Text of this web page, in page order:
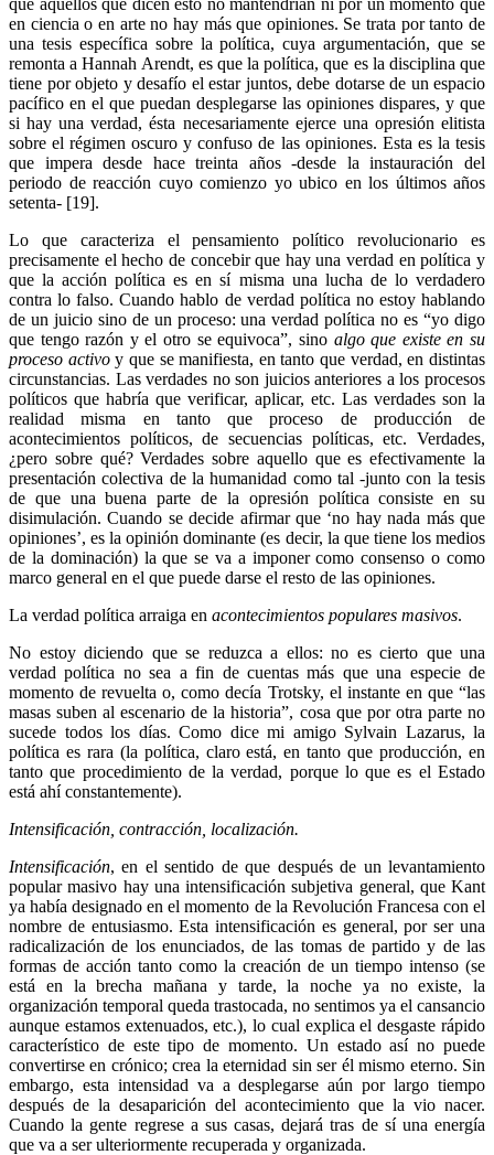
en ciencia o en arte no hay más que opiniones. Se trata por tanto de
una tesis específica sobre la política, cuya argumentación, que se
remonta a Hannah Arendt, es que la política, que es la disciplina que
tiene por objeto y desafío el estar juntos, debe dotarse de un espacio
pacífico en el que puedan desplegarse las opiniones dispares, y que
si hay una verdad, ésta necesariamente ejerce una opresión elitista
sobre el régimen oscuro y confuso de las opiniones. Esta es la tesis
que impera desde hace treinta años -desde la instauración del
periodo de reacción cuyo comienzo yo ubico en los últimos años
setenta- [19].
Lo que caracteriza el pensamiento político revolucionario es
precisamente el hecho de concebir que hay una verdad en política y
que la acción política es en sí misma una lucha de lo verdadero
contra lo falso. Cuando hablo de verdad política no estoy hablando
de un juicio sino de un proceso: una verdad política no es “yo digo
que tengo razón y el otro se equivoca”, sino algo que existe en su
proceso activoy que se manifiesta, en tanto que verdad, en distintas
circunstancias. Las verdades no son juicios anteriores a los procesos
políticos que habría que verificar, aplicar, etc. Las verdades son la
realidad misma en tanto que proceso de producción de
acontecimientos políticos, de secuencias políticas, etc. Verdades,
¿pero sobre qué? Verdades sobre aquello que es efectivamente la
presentación colectiva de la humanidad como tal -junto con la tesis
de que una buena parte de la opresión política consiste en su
disimulación. Cuando se decide afirmar que ‘no hay nada más que
opiniones’, es la opinión dominante (es decir, la que tiene los medios
de la dominación) la que se va a imponer como consenso o como
marco general en el que puede darse el resto de las opiniones.
La verdad política arraiga en acontecimientos populares masivos.
No estoy diciendo que se reduzca a ellos: no es cierto que una
verdad política no sea a fin de cuentas más que una especie de
momento de revuelta o, como decía Trotsky, el instante en que “las
masas suben al escenario de la historia”, cosa que por otra parte no
sucede todos los días. Como dice mi amigo Sylvain Lazarus, la
política es rara (la política, claro está, en tanto que producción, en
tanto que procedimiento de la verdad, porque lo que es el Estado
está ahí constantemente).
Intensificación, contracción, localización.
Intensificación, en el sentido de que después de un levantamiento
popular masivo hay una intensificación subjetiva general, que Kant
ya había designado en el momento de la Revolución Francesa con el
nombre de entusiasmo. Esta intensificación es general, por ser una
radicalización de los enunciados, de las tomas de partido y de las
formas de acción tanto como la creación de un tiempo intenso (se
está en la brecha mañana y tarde, la noche ya no existe, la
organización temporal queda trastocada, no sentimos ya el cansancio
aunque estamos extenuados, etc.), lo cual explica el desgaste rápido
característico de este tipo de momento. Un estado así no puede
convertirse en crónico; crea la eternidad sin ser él mismo eterno. Sin
embargo, esta intensidad va a desplegarse aún por largo tiempo
después de la desaparición del acontecimiento que la vio nacer.
Cuando la gente regrese a sus casas, dejará tras de sí una energía
que va a ser ulteriormente recuperada y organizada.